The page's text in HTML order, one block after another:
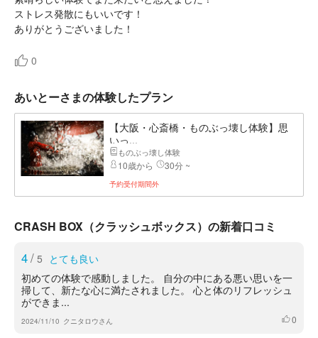
ストレス発散にもいいです！
ありがとうございました！
0
あいとーさまの体験したプラン
【大阪・心斎橋・ものぶっ壊し体験】思
いっ...
ものぶっ壊し体験
10歳から 30分 ~
予約受付期間外
CRASH BOX（クラッシュボックス）の新着口コミ
4/ 5 とても良い
初めての体験で感動しました。 自分の中にある悪い思いを一
掃して、新たな心に満たされました。 心と体のリフレッシュ
ができま...
2024/11/10 クニタロウさん いいね
0